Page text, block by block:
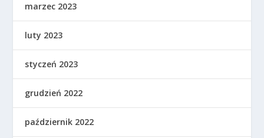
marzec 2023
luty 2023
styczeń 2023
grudzień 2022
październik 2022